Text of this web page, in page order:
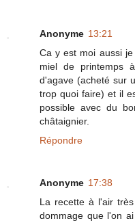
Anonyme 13:21
Ca y est moi aussi
miel de printemps
d'agave (acheté sur
trop quoi faire) et il
possible avec du
châtaignier.
Répondre
Anonyme 17:38
La recette à l'air
dommage que l'on